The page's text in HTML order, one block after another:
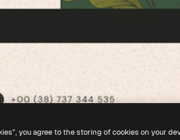
you agree to the storing of cookies on your